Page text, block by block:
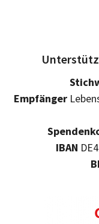
Empfänger
IBAN